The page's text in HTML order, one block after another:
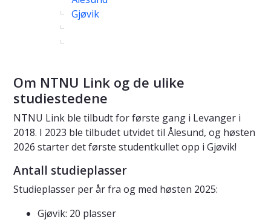
Gjøvik
Om NTNU Link og de ulike
studiestedene
NTNU Link ble tilbudt for første gang i Levanger i
2018. I 2023 ble tilbudet utvidet til Ålesund, og høsten
2026 starter det første studentkullet opp i Gjøvik!
Antall studieplasser
Studieplasser per år fra og med høsten 2025:
Gjøvik: 20 plasser